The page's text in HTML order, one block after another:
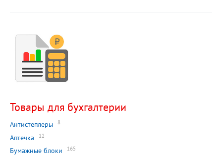
Товары для бухгалтерии
Антистеплеры 8
Аптечка 12
Бумажные блоки 165